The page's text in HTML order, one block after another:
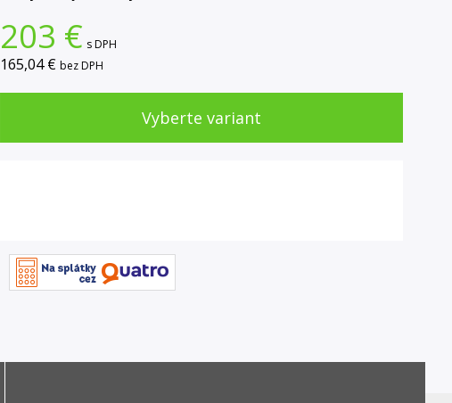
203 € s DPH
165,04 € bez DPH
Vyberte variant